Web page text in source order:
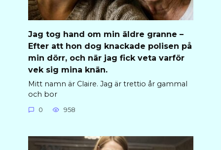
Jag tog hand om min äldre granne –
Efter att hon dog knackade polisen på
min dörr, och när jag fick veta varför
vek sig mina knän.
Mitt namn är Claire. Jag är trettio år gammal
och bor
0 958